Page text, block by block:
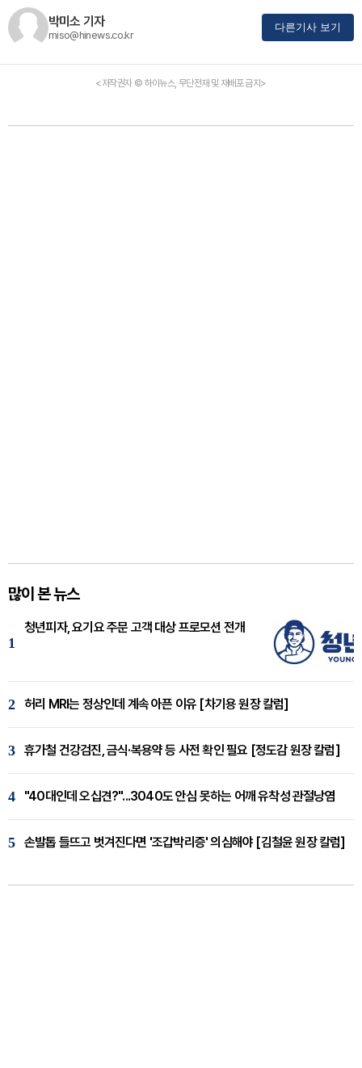
박미소 기자
miso@hinews.co.kr
다른기사 보기
<저작권자 © 하이뉴스, 무단전재 및 재배포 금지>
많이 본 뉴스
1
청년피자, 요기요 주문 고객 대상 프로모션 전개
2 허리 MRI는 정상인데 계속 아픈 이유 [차기용 원장 칼럼]
3 휴가철 건강검진, 금식·복용약 등 사전 확인 필요 [정도감 원장 칼럼]
4 "40대인데 오십견?"...3040도 안심 못하는 어깨 유착성 관절낭염
5 손발톱 들뜨고 벗겨진다면 '조갑박리증' 의심해야 [김철윤 원장 칼럼]